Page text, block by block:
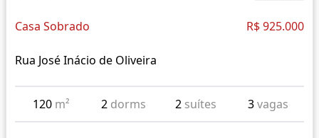
Casa Sobrado R$ 925.000
Rua José Inácio de Oliveira
120 m² 2 dorms 2 suítes 3vagas